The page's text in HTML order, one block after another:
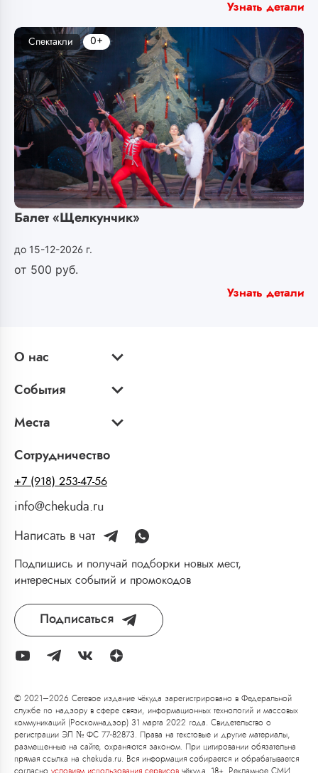
Узнать детали
Балет «Щелкунчик»
до 15-12-2026 г.
от 500 руб.
Спектакли 0+
Узнать детали
О нас
События
Места
Сотрудничество
+7 (918) 253-47-56
info@chekuda.ru
Написать в чат
Подпишись и получай подборки новых мест,
интересных событий и промокодов
Подписаться
© 2021–2026 Сетевое издание чёкуда зарегистрировано в Федеральной
службе по надзору в сфере связи, информационных технологий и массовых
коммуникаций (Роскомнадзор) 31 марта 2022 года. Свидетельство о
регистрации ЭЛ № ФС 77-82873. Права на текстовые и другие материалы,
размещенные на сайте, охраняются законом. При цитировании обязательна
прямая ссылка на chekuda.ru. Вся информация собирается и обрабатывается
согласно условиям использования сервисов чёкуда. 18+. Рекламное СМИ.